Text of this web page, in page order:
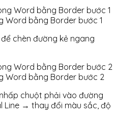
Word bằng Border bước 1
chèn đường kẻ ngang
Word bằng Border bước 2
chuột phải vào đường
→ thay đổi màu sắc, độ